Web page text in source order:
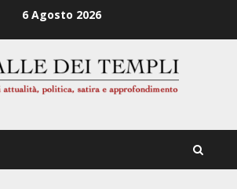
6 Agosto 2026